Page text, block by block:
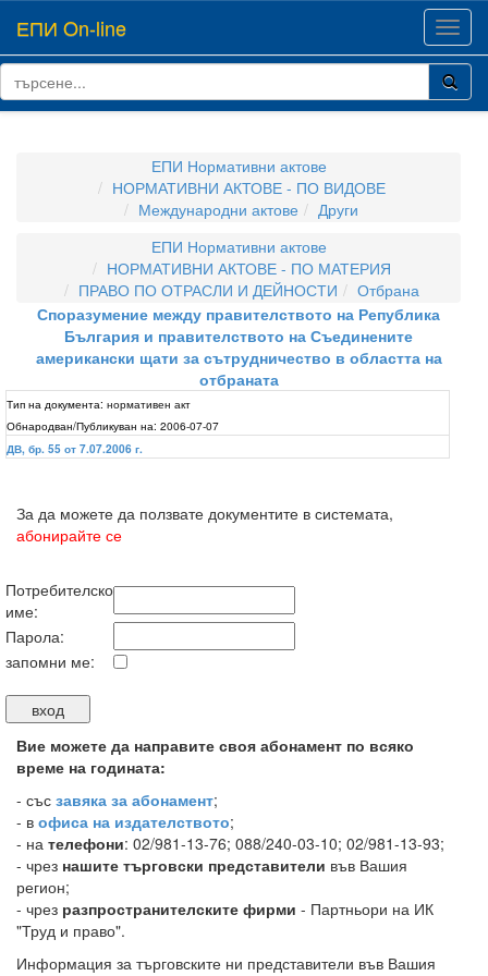
ЕПИ On-line
ЕПИ Нормативни актове
НОРМАТИВНИ АКТОВЕ - ПО ВИДОВЕ
Международни актове
Други
ЕПИ Нормативни актове
НОРМАТИВНИ АКТОВЕ - ПО МАТЕРИЯ
ПРАВО ПО ОТРАСЛИ И ДЕЙНОСТИ
Отбрана
Споразумение между правителството на Република
България и правителството на Съединените
американски щати за сътрудничество в областта на
отбраната
Тип на документа: нормативен акт
Обнародван/Публикуван на: 2006-07-07
ДВ, бр. 55 от 7.07.2006 г.
За да можете да ползвате документите в системата,
абонирайте се
Потребителско
име:
Парола:
запомни ме:
Вие можете да направите своя абонамент по всяко
време на годината:
- със завяка за абонамент;
- в офиса на издателството;
- на телефони: 02/981-13-76; 088/240-03-10; 02/981-13-93;
- чрез нашите търговски представители във Вашия
регион;
- чрез разпространителските фирми - Партньори на ИК
"Труд и право".
Информация за търговските ни представители във Вашия